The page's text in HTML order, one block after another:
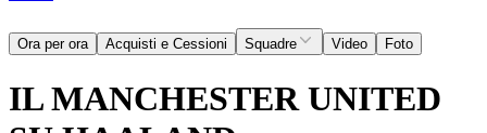
Ora per ora Acquisti e Cessioni Squadre Video Foto
IL MANCHESTER UNITED